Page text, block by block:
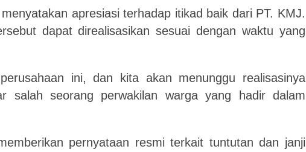
apresiasi terhadap itikad baik dari PT. KMJ.
dapat direalisasikan sesuai dengan waktu yang
ini, dan kita akan menunggu realisasinya
salah seorang perwakilan warga yang hadir dalam
pernyataan resmi terkait tuntutan dan janji